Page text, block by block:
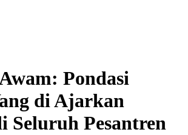
Pondasi
di Ajarkan
Seluruh Pesantren